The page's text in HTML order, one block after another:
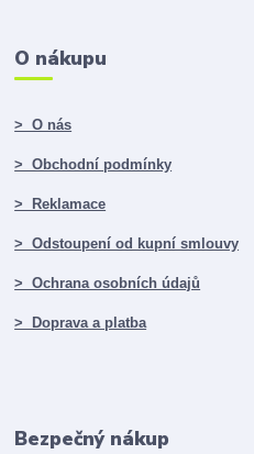
O nákupu
> O nás
> Obchodní podmínky
> Reklamace
> Odstoupení od kupní smlouvy
> Ochrana osobních údajů
> Doprava a platba
Bezpečný nákup